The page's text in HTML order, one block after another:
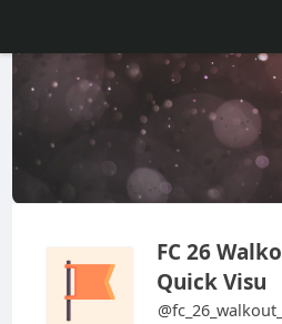
FC 26
Quick Visu